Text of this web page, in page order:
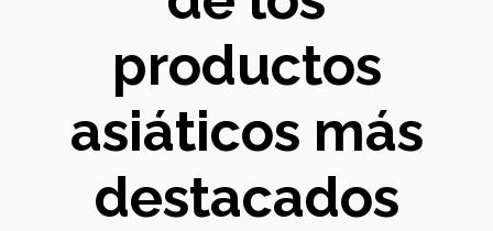
productos
asiáticos más
destacados